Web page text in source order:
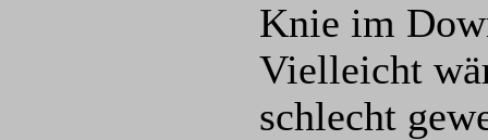
Knie im
Vielleicht
schlecht